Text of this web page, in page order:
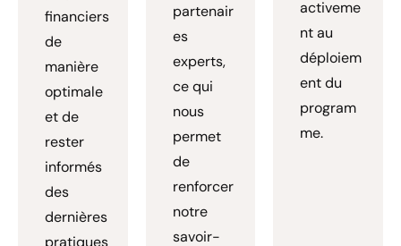
financiers
de
manière
optimale
et de
rester
informés
des
dernières
pratiques
partenair
es
experts,
ce qui
nous
permet
de
renforcer
notre
savoir-
activeme
nt au
déploiem
ent du
program
me.